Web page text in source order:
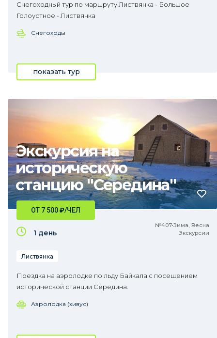
Снегоходный тур по маршруту Листвянка - Большое
Голоустное - Листвянка
Снегоходы
показать тур
Экскурсия на
историческую
станцию "Середина"
№407•Зима, Весна
Экскурсии
ОТ 7 500₽/ЧЕЛ
1 день
Листвянка
Поездка на аэролодке по льду Байкала с посещением
исторической станции Середина.
Аэролодка (хивус)